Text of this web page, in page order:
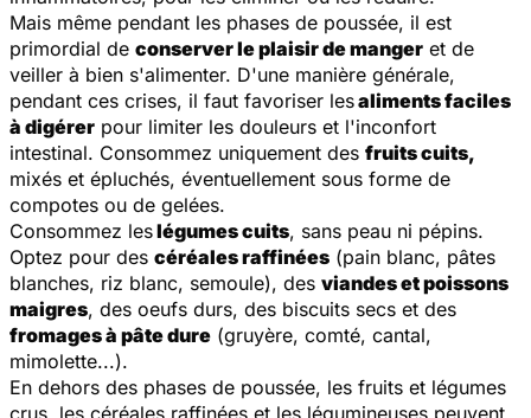
Mais même pendant les phases de poussée, il est
primordial de conserver le plaisir de manger et de
veiller à bien s'alimenter. D'une manière générale,
pendant ces crises, il faut favoriser lesaliments faciles
à digérer pour limiter les douleurs et l'inconfort
intestinal. Consommez uniquement des fruits cuits,
mixés et épluchés, éventuellement sous forme de
compotes ou de gelées.
Consommez leslégumes cuits, sans peau ni pépins.
Optez pour des céréales raffinées (pain blanc, pâtes
blanches, riz blanc, semoule), des viandes et poissons
maigres, des oeufs durs, des biscuits secs et des
fromages à pâte dure (gruyère, comté, cantal,
mimolette...).
En dehors des phases de poussée, les fruits et légumes
crus, les céréales raffinées et les légumineuses peuvent